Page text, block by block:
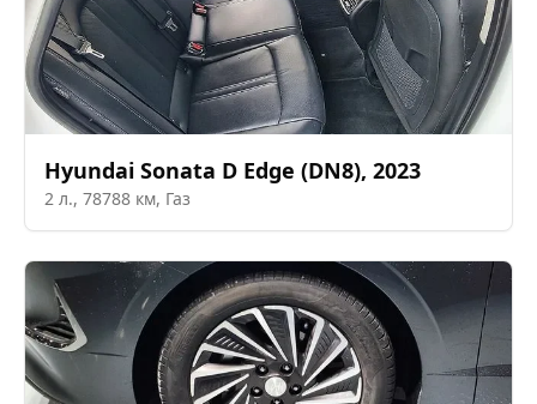
Hyundai Sonata D Edge (DN8), 2023
2 л., 78788 км, Газ